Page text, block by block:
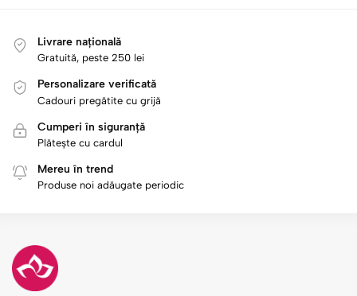
Livrare națională
Gratuită, peste 250 lei
Personalizare verificată
Cadouri pregătite cu grijă
Cumperi în siguranță
Plătește cu cardul
Mereu în trend
Produse noi adăugate periodic